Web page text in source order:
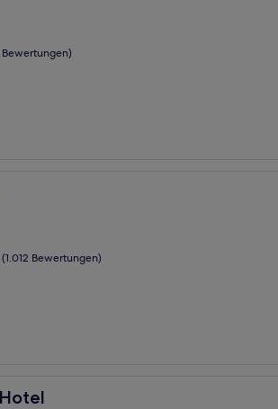
Bewertungen)
(1.012 Bewertungen)